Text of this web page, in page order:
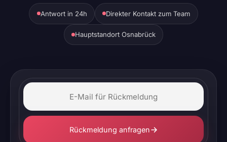
Antwort in 24h Direkter Kontakt zum Team
Hauptstandort Osnabrück
Rückmeldung anfragen